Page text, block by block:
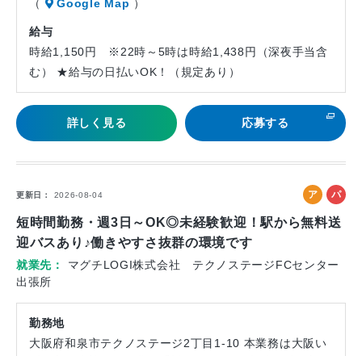
（ Google Map ）
給与
時給1,150円 ※22時～5時は時給1,438円（深夜手当含
む） ★給与の日払いOK！（規定あり）
詳しく見る 応募する
更新日 2026-08-04
ア
ル
ト
パ
ー
短時間勤務・週3日～OK◎未経験歓迎！駅から無料送
迎バスあり♪働きやすさ抜群の環境です
就業先
マグチLOGI株式会社 テクノステージFCセンター
出張所
勤務地
大阪府和泉市テクノステージ2丁目1-10 本業務は大阪い